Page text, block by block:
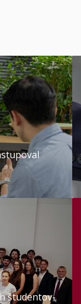
študentov-